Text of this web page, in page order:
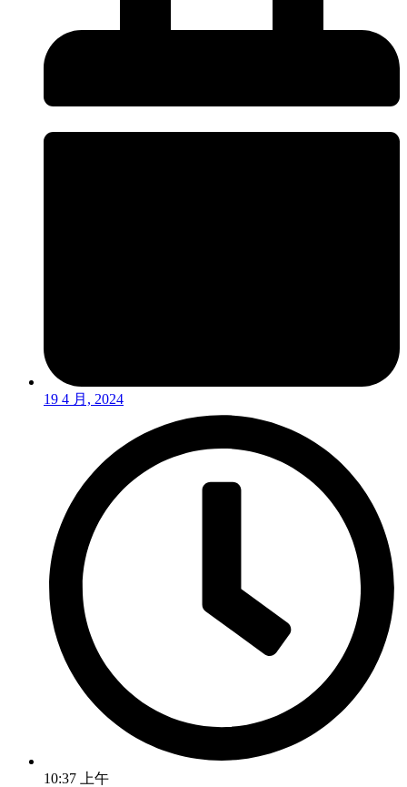
19 4 月, 2024
10:37 上午